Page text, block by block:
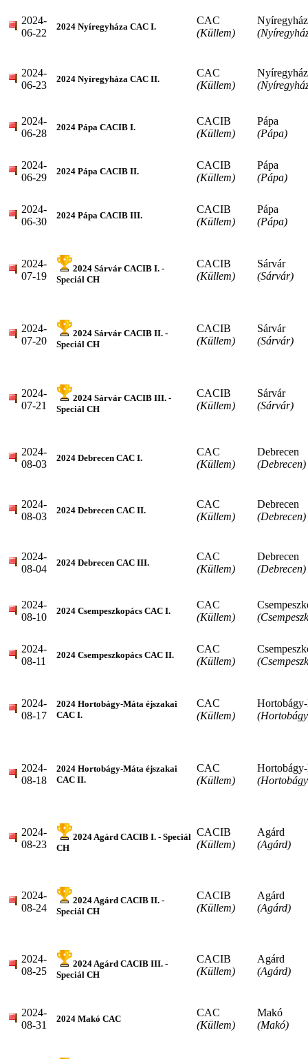
2024-
06-22
2024 Nyíregyháza CAC I.
CAC
(Küllem)
2024-
06-23
2024 Nyíregyháza CAC II.
CAC
(Küllem)
2024-
06-28
2024 Pápa CACIB I.
CACIB
(Küllem)
Pápa
(Pápa)
2024-
06-29
2024 Pápa CACIB II.
CACIB
(Küllem)
Pápa
(Pápa)
2024-
06-30
2024 Pápa CACIB III.
CACIB
(Küllem)
Pápa
(Pápa)
2024-
07-19
2024 Sárvár CACIB I. -
Speciál CH
CACIB
(Küllem)
Sárvár
(Sárvár)
2024-
07-20
2024 Sárvár CACIB II. -
Speciál CH
CACIB
(Küllem)
Sárvár
(Sárvár)
2024-
07-21
2024 Sárvár CACIB III. -
Speciál CH
CACIB
(Küllem)
Sárvár
(Sárvár)
2024-
08-03
2024 Debrecen CAC I.
CAC
(Küllem)
Debrecen
(Debrecen)
2024-
08-03
2024 Debrecen CAC II.
CAC
(Küllem)
Debrecen
(Debrecen)
2024-
08-04
2024 Debrecen CAC III.
CAC
(Küllem)
Debrecen
(Debrecen)
2024-
08-10
2024 Csempeszkopács CAC I.
CAC
(Küllem)
2024-
08-11
2024 Csempeszkopács CAC II.
CAC
(Küllem)
2024-
08-17
2024 Hortobágy-Máta éjszakai
CAC I.
CAC
(Küllem)
2024-
08-18
2024 Hortobágy-Máta éjszakai
CAC II.
CAC
(Küllem)
2024-
08-23
2024 Agárd CACIB I. - Speciál
CH
CACIB
(Küllem)
Agárd
(Agárd)
2024-
08-24
2024 Agárd CACIB II. -
Speciál CH
CACIB
(Küllem)
Agárd
(Agárd)
2024-
08-25
2024 Agárd CACIB III. -
Speciál CH
CACIB
(Küllem)
Agárd
(Agárd)
2024-
08-31
2024 Makó CAC
CAC
(Küllem)
Makó
(Makó)